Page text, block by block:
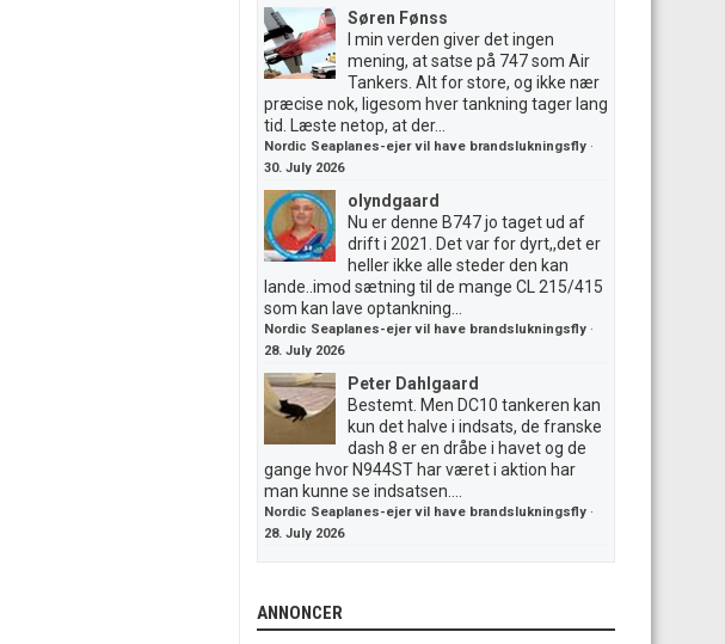
Søren Fønss
I min verden giver det ingen
mening, at satse på 747 som Air
Tankers. Alt for store, og ikke nær
præcise nok, ligesom hver tankning tager lang
tid. Læste netop, at der...
Nordic Seaplanes-ejer vil have brandslukningsfly ·
30. July 2026
olyndgaard
Nu er denne B747 jo taget ud af
drift i 2021. Det var for dyrt,,det er
heller ikke alle steder den kan
lande..imod sætning til de mange CL 215/415
som kan lave optankning...
Nordic Seaplanes-ejer vil have brandslukningsfly ·
28. July 2026
Peter Dahlgaard
Bestemt. Men DC10 tankeren kan
kun det halve i indsats, de franske
dash 8 er en dråbe i havet og de
gange hvor N944ST har været i aktion har
man kunne se indsatsen....
Nordic Seaplanes-ejer vil have brandslukningsfly ·
28. July 2026
ANNONCER